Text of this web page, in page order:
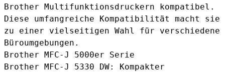
Brother Multifunktionsdruckern kompatibel.
Diese umfangreiche Kompatibilität macht sie
zu einer vielseitigen Wahl für verschiedene
Büroumgebungen.
Brother MFC-J 5000er Serie
Brother MFC-J 5330 DW: Kompakter